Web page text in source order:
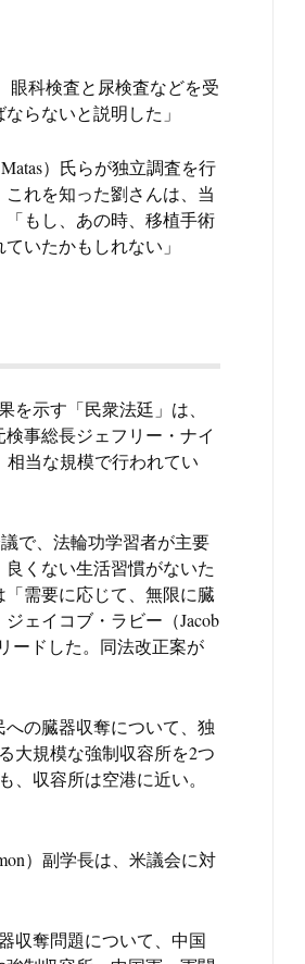
眼科検査と尿検査などを受
らないと説明した」
）氏らが独立調査を行
れを知った劉さんは、当
もし、あの時、移植手術
いたかもしれない」
示す「民衆法廷」は、
事総長ジェフリー・ナイ
相当な規模で行われてい
で、法輪功学習者が主要
くない生活習慣がないた
需要に応じて、無限に臓
ェイコブ・ラビー（Jacob
ードした。同法改正案が
の臓器収奪について、独
大規模な強制収容所を2つ
収容所は空港に近い。
）副学長は、米議会に対
収奪問題について、中国